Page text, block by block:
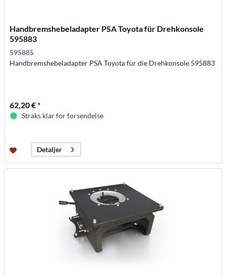
Handbremshebeladapter PSA Toyota für Drehkonsole
595883
595885
Handbremshebeladapter PSA Toyota für die Drehkonsole 595883
62,20 € *
Straks klar for forsendelse
Detaljer